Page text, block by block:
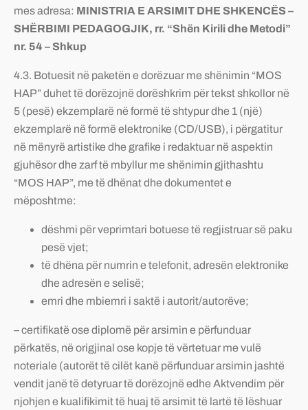
mes adresa: MINISTRIA E ARSIMIT DHE SHKENCËS –
SHËRBIMI PEDAGOGJIK, rr. “Shën Kirili dhe Metodi”
nr. 54 – Shkup
4.3. Botuesit në paketën e dorëzuar me shënimin “MOS
HAP” duhet të dorëzojnë dorëshkrim për tekst shkollor në
5 (pesë) ekzemplarë në formë të shtypur dhe 1 (një)
ekzemplarë në formë elektronike (CD/USB), i përgatitur
në mënyrë artistike dhe grafike i redaktuar në aspektin
gjuhësor dhe zarf të mbyllur me shënimin gjithashtu
“MOS HAP”, me të dhënat dhe dokumentet e
mëposhtme:
dëshmi për veprimtari botuese të regjistruar së paku
pesë vjet;
të dhëna për numrin e telefonit, adresën elektronike
dhe adresën e selisë;
emri dhe mbiemri i saktë i autorit/autorëve;
– certifikatë ose diplomë për arsimin e përfunduar
përkatës, në origjinal ose kopje të vërtetuar me vulë
noteriale (autorët të cilët kanë përfunduar arsimin jashtë
vendit janë të detyruar të dorëzojnë edhe Aktvendim për
njohjen e kualifikimit të huaj të arsimit të lartë të lëshuar